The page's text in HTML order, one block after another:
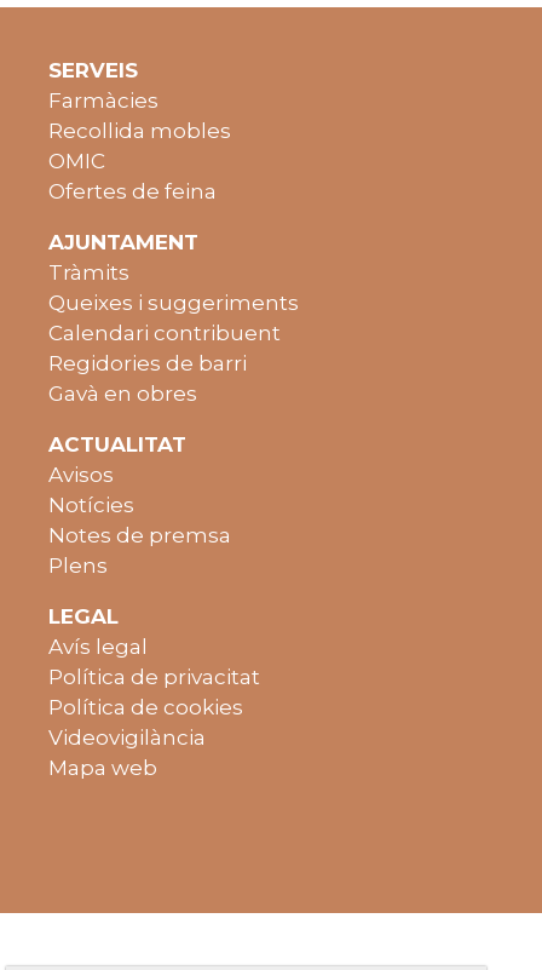
SERVEIS
Farmàcies
Recollida mobles
OMIC
Ofertes de feina
AJUNTAMENT
Tràmits
Queixes i suggeriments
Calendari contribuent
Regidories de barri
Gavà en obres
ACTUALITAT
Avisos
Notícies
Notes de premsa
Plens
LEGAL
Avís legal
Política de privacitat
Política de cookies
Videovigilància
Mapa web